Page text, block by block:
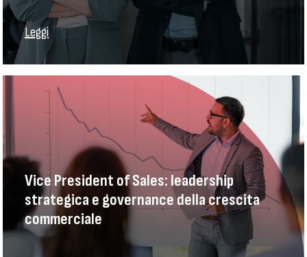
Leggi
Vice President of Sales: leadership
strategica e governance della crescita
commerciale